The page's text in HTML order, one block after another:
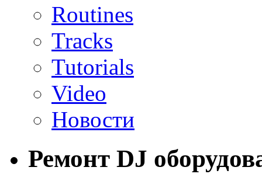
Routines
Tracks
Tutorials
Video
Новости
Ремонт DJ